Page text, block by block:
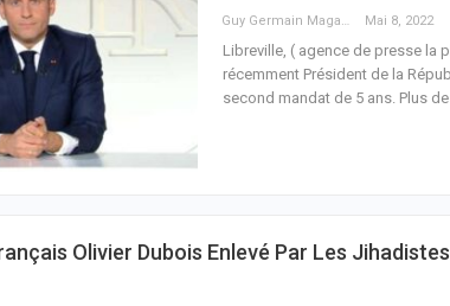
Guy Germain Maganga Nziengui Mai 8, 2022
Libreville, ( agence de presse la
récemment Président de la
second mandat de 5 ans. Plus
Olivier Dubois Enlevé Par Les